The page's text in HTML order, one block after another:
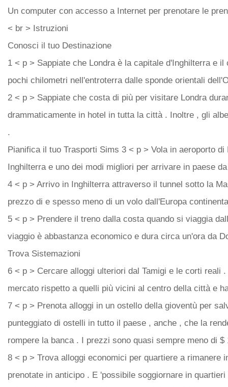
Un computer con accesso a Internet per prenotare le
< br > Istruzioni
Conosci il tuo Destinazione
1 < p > Sappiate che Londra è la capitale d'Inghilterra e
pochi chilometri nell'entroterra dalle sponde orientali
2 < p > Sappiate che costa di più per visitare Londra
drammaticamente in hotel in tutta la città . Inoltre , gli
.
Pianifica il tuo Trasporti Sims 3 < p > Vola in aeroporto
Inghilterra e uno dei modi migliori per arrivare in paese
4 < p > Arrivo in Inghilterra attraverso il tunnel sotto la
prezzo di e spesso meno di un volo dall'Europa
5 < p > Prendere il treno dalla costa quando si viaggia
viaggio è abbastanza economico e dura circa un'ora da
Trova Sistemazioni
6 < p > Cercare alloggi ulteriori dal Tamigi e le corti reali
mercato rispetto a quelli più vicini al centro della città e
7 < p > Prenota alloggi in un ostello della gioventù per
punteggiato di ostelli in tutto il paese , anche , che la
rompere la banca . I prezzi sono quasi sempre meno di $
8 < p > Trova alloggi economici per quartiere a rimanere
prenotate in anticipo . E 'possibile soggiornare in